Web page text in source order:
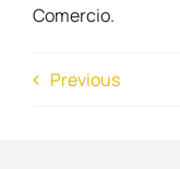
Comercio.
Previous